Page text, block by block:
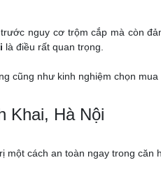
nguy cơ trộm cắp mà còn
là điều rất quan trọng.
cũng như kinh nghiệm chọn mua
Khai, Hà Nội
cách an toàn ngay trong căn